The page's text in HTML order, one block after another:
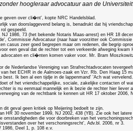
hoogleraar advocatuur aan de
geven over cli�nt', kopte NRC Handelsblad.
van doorslaggevend belang is, benadrukt dat hij
gespeeld.
1986, 73 (het bekende Notaris Maas-arrest) en HR 18
Commissie Advocatuur (naar haar voorzitter ook
casus zeer goed begrepen maar om redenen, die begrip
een geval dat de rechter tot een verkeerde afweging kwam
en cli�nten komen vaker voor. Mr. Bram
de Nederlandse Vereniging van Strafrechtadvocaten
het ECHR in de Aalmoes-zaak en Vzr. Rb. Den Haag 15
best. Ik ben al een tijdje in de lappenmand' 'Ach wat
of het vriendschappelijke, sociale, zakelijke contacten of
is nu eenmaal mannelijk en ik bezie de rechter hier liever
van de rechtbank te kennen uit HR 17 oktober 2006,
dit geval geen kritiek op Meijering bedoelt te zijn.
HR 30 november 1999, NJ 2002, 438 (YB). Zie ook het
omstandigheden die voor doorbreken van het
over het verschoningsrecht', Adv.bl. 2006, nr 3.
1986, Deel 1, p. 108 e.v.